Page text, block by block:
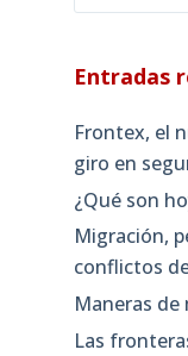
Entradas
Frontex, el
giro en
¿Qué son
Migración,
conflictos
Maneras
Las